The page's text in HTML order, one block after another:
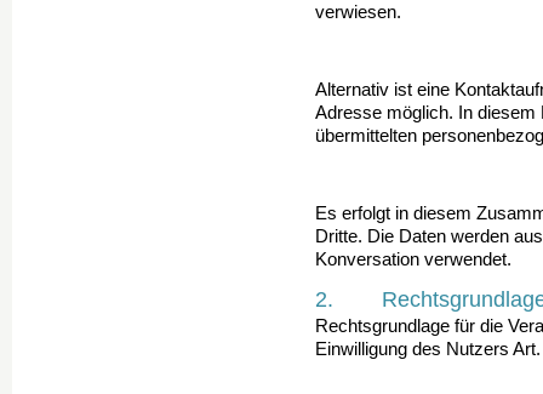
verwiesen.
Alternativ ist eine
Adresse möglich. In diesem
übermittelten
Es erfolgt in diesem
Dritte. Die Daten werden
Konversation verwendet.
2. Rechtsgrundlage
Rechtsgrundlage für die
Einwilligung des Nutzers